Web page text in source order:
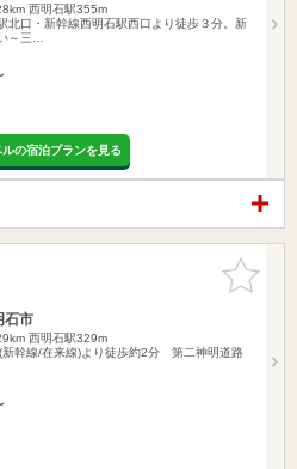
西明石駅355m
北口・新幹線西明石駅西口より徒歩３分。新
～三…
の宿泊プランを見る
お気に入
りに追加
石市
西明石駅329m
新幹線/在来線)より徒歩約2分 第二神明道路